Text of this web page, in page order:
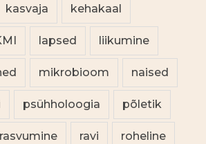
kasvaja kehakaal
lapsed liikumine
mikrobioom naised
psühholoogia põletik
rasvumine ravi roheline